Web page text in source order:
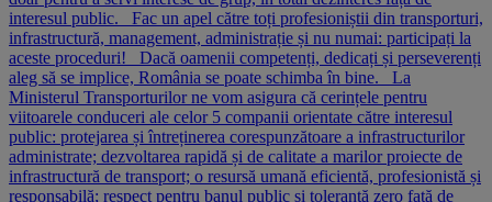
interesul public. Fac un apel către toți profesioniștii din transporturi,
infrastructură, management, administrație și nu numai: participați la
aceste proceduri! Dacă oamenii competenți, dedicați și perseverenți
aleg să se implice, România se poate schimba în bine. La
Ministerul Transporturilor ne vom asigura că cerințele pentru
viitoarele conduceri ale celor 5 companii orientate către interesul
public: protejarea și întreținerea corespunzătoare a infrastructurilor
administrate; dezvoltarea rapidă și de calitate a marilor proiecte de
infrastructură de transport; o resursă umană eficientă, profesionistă și
responsabilă; respect pentru banul public și toleranță zero față de